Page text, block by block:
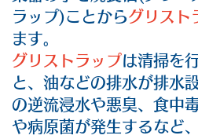
ラップ)ことからグリスト
ます。
グリストラップは清掃を
と、油などの排水が排水
の逆流浸水や悪臭、食中
や病原菌が発生するなど